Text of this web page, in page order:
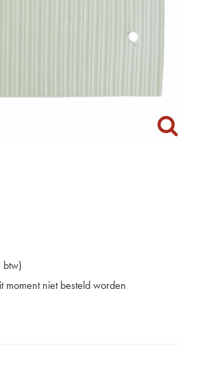
btw)
moment niet besteld worden